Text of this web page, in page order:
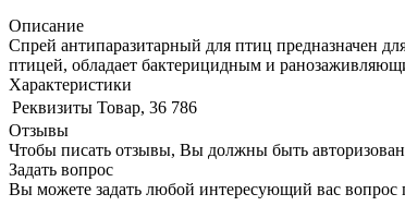
Описание
Спрей антипаразитарный для птиц предназначен
птицей, обладает бактерицидным и
Характеристики
Реквизиты Товар, 36 786
Отзывы
Чтобы писать отзывы, Вы должны быть
Задать вопрос
Вы можете задать любой интересующий вас вопрос